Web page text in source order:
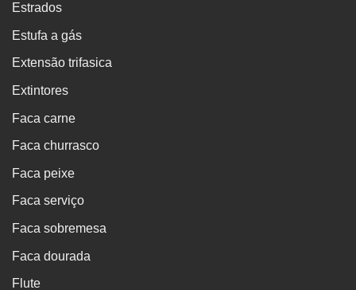
Estrados
Estufa a gás
Extensão trifasica
Extintores
Faca carne
Faca churrasco
Faca peixe
Faca serviço
Faca sobremesa
Faca dourada
Flute